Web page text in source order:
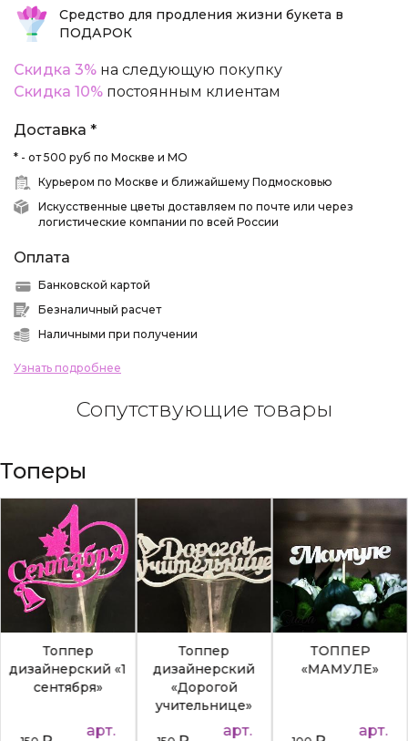
Средство для продления жизни букета в
ПОДАРОК
Скидка 3% на следующую покупку
Скидка 10% постоянным клиентам
Доставка *
* - от 500 руб по Москве и МО
Курьером по Москве и ближайшему Подмосковью
Искусственные цветы доставляем по почте или через
логистические компании по всей России
Оплата
Банковской картой
Безналичный расчет
Наличными при получении
Узнать подробнее
Сопутствующие товары
Топеры
Топпер
дизайнерский «1
сентября»
арт.
Топпер
дизайнерский
«Дорогой
учительнице»
арт.
ТОППЕР
«МАМУЛЕ»
арт.